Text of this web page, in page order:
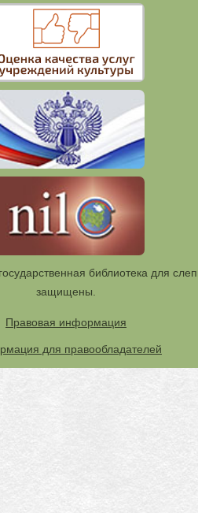
библиотека для
защищены.
Правовая информация
для правообладателей